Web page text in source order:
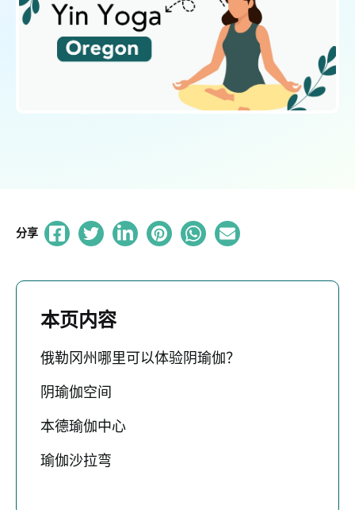
分享
本页内容
俄勒冈州哪里可以体验阴瑜伽？
阴瑜伽空间
本德瑜伽中心
瑜伽沙拉弯